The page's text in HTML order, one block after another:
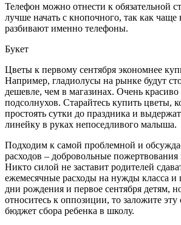
Телефон можно отнести к обязательной
лучше начать с кнопочного, так как чаще
разбивают именно телефоны.
Букет
Цветы к первому сентября экономнее
Например, гладиолусы на рынке будут
дешевле, чем в магазинах. Очень красиво
подсолнухов. Старайтесь купить цветы,
простоять сутки до праздника и
линейку в руках непоседливого малыша.
Подходим к самой проблемной и
расходов – добровольные
Никто силой не заставит родителей
ежемесячные расходы на нужды класса
дни рождения и первое сентября детям,
относитесь к оппозиции, то заложите эту
бюджет сбора ребенка в школу.